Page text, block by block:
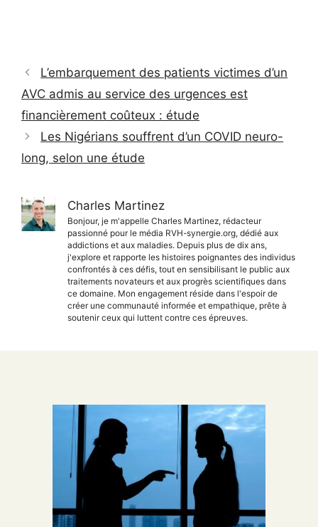
L’embarquement des patients victimes d’un
AVC admis au service des urgences est
financièrement coûteux : étude
Les Nigérians souffrent d’un COVID neuro-
long, selon une étude
Charles Martinez
Bonjour, je m'appelle Charles Martinez, rédacteur
passionné pour le média RVH-synergie.org, dédié aux
addictions et aux maladies. Depuis plus de dix ans,
j'explore et rapporte les histoires poignantes des individus
confrontés à ces défis, tout en sensibilisant le public aux
traitements novateurs et aux progrès scientifiques dans
ce domaine. Mon engagement réside dans l'espoir de
créer une communauté informée et empathique, prête à
soutenir ceux qui luttent contre ces épreuves.